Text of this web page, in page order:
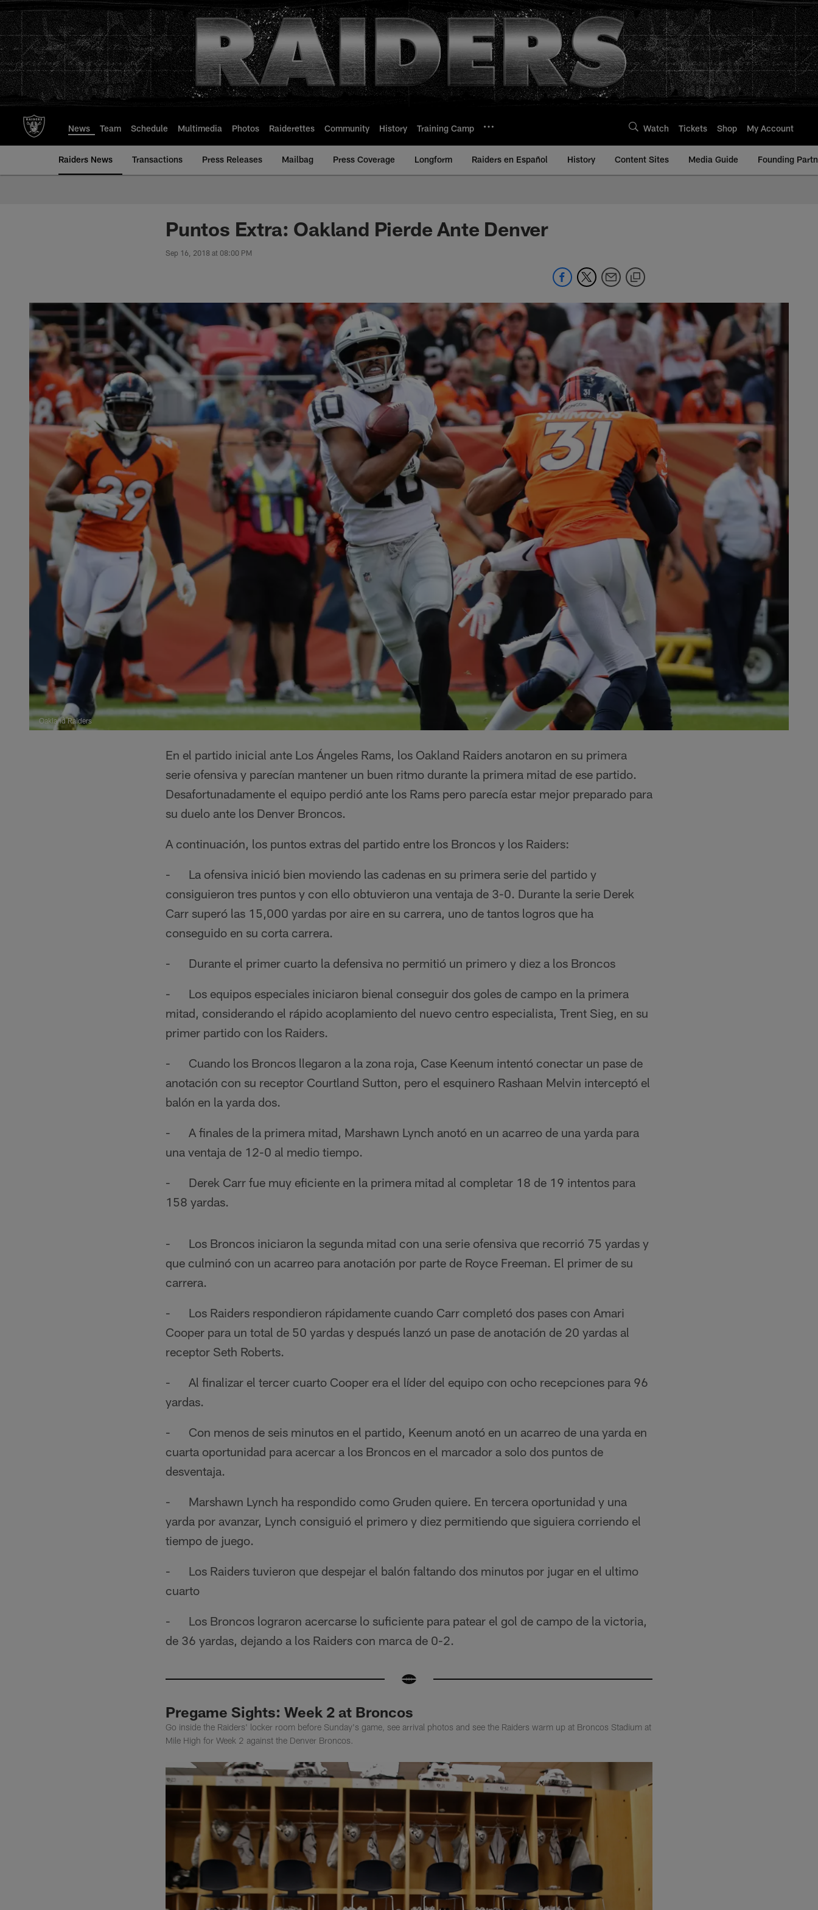
to
main
content
News Team Schedule Multimedia Photos Raiderettes Community History Training Camp Watch Tickets Shop My Account
Raiders News Transactions Press Releases Mailbag Press Coverage Longform Raiders en Español History Content Sites Media Guide Founding
Puntos Extra: Oakland Pierde Ante Denver
Sep 16, 2018 at 08:00 PM
Oakland Raiders
En el partido inicial ante Los Ángeles Rams, los Oakland Raiders anotaron en su primera
serie ofensiva y parecían mantener un buen ritmo durante la primera mitad de ese partido.
Desafortunadamente el equipo perdió ante los Rams pero parecía estar mejor preparado para
su duelo ante los Denver Broncos.
A continuación, los puntos extras del partido entre los Broncos y los Raiders:
- La ofensiva inició bien moviendo las cadenas en su primera serie del partido y
consiguieron tres puntos y con ello obtuvieron una ventaja de 3-0. Durante la serie Derek
Carr superó las 15,000 yardas por aire en su carrera, uno de tantos logros que ha
conseguido en su corta carrera.
- Durante el primer cuarto la defensiva no permitió un primero y diez a los Broncos
- Los equipos especiales iniciaron bienal conseguir dos goles de campo en la primera
mitad, considerando el rápido acoplamiento del nuevo centro especialista, Trent Sieg, en su
primer partido con los Raiders.
- Cuando los Broncos llegaron a la zona roja, Case Keenum intentó conectar un pase de
anotación con su receptor Courtland Sutton, pero el esquinero Rashaan Melvin interceptó el
balón en la yarda dos.
- A finales de la primera mitad, Marshawn Lynch anotó en un acarreo de una yarda para
una ventaja de 12-0 al medio tiempo.
- Derek Carr fue muy eficiente en la primera mitad al completar 18 de 19 intentos para
158 yardas.
- Los Broncos iniciaron la segunda mitad con una serie ofensiva que recorrió 75 yardas y
que culminó con un acarreo para anotación por parte de Royce Freeman. El primer de su
carrera.
- Los Raiders respondieron rápidamente cuando Carr completó dos pases con Amari
Cooper para un total de 50 yardas y después lanzó un pase de anotación de 20 yardas al
receptor Seth Roberts.
- Al finalizar el tercer cuarto Cooper era el líder del equipo con ocho recepciones para 96
yardas.
- Con menos de seis minutos en el partido, Keenum anotó en un acarreo de una yarda en
cuarta oportunidad para acercar a los Broncos en el marcador a solo dos puntos de
desventaja.
- Marshawn Lynch ha respondido como Gruden quiere. En tercera oportunidad y una
yarda por avanzar, Lynch consiguió el primero y diez permitiendo que siguiera corriendo el
tiempo de juego.
- Los Raiders tuvieron que despejar el balón faltando dos minutos por jugar en el ultimo
cuarto
- Los Broncos lograron acercarse lo suficiente para patear el gol de campo de la victoria,
de 36 yardas, dejando a los Raiders con marca de 0-2.
Pregame Sights: Week 2 at Broncos
Go inside the Raiders' locker room before Sunday's game, see arrival photos and see the Raiders warm up at Broncos Stadium at
Mile High for Week 2 against the Denver Broncos.